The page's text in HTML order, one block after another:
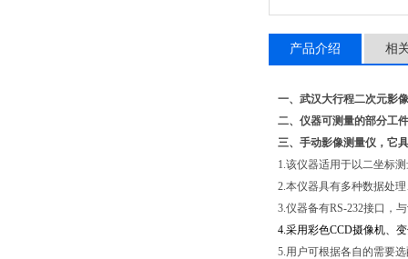
产品介绍 相
一、 武汉大行程二次元影
二、仪器可测量的部分工件
三、手动影像测量仪，它
1.该仪器适用于以二坐标
2.本仪器具有多种数据处
3.仪器备有RS-232接口，
4.采用彩色CCD摄像机、
5.用户可根据各自的需要